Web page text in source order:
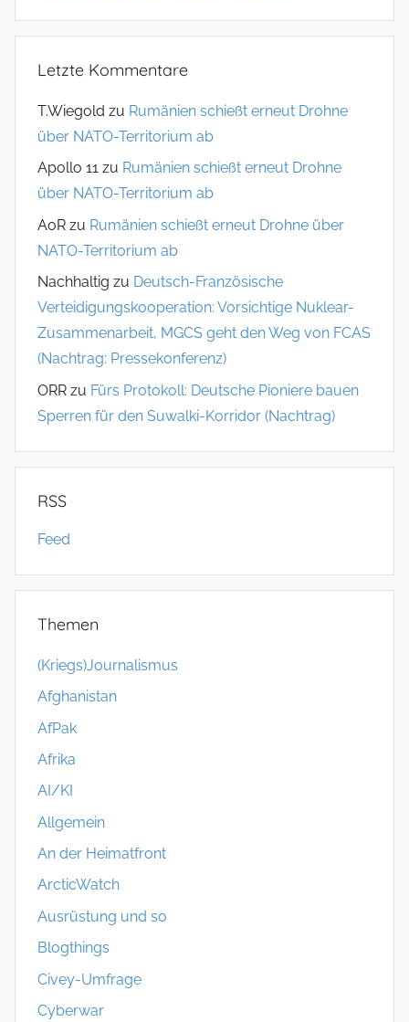
Letzte Kommentare
T.Wiegold zu Rumänien schießt erneut Drohne
über NATO-Territorium ab
Apollo 11 zu Rumänien schießt erneut Drohne
über NATO-Territorium ab
AoR zu Rumänien schießt erneut Drohne über
NATO-Territorium ab
Nachhaltig zu Deutsch-Französische
Verteidigungskooperation: Vorsichtige Nuklear-
Zusammenarbeit, MGCS geht den Weg von FCAS
(Nachtrag: Pressekonferenz)
ORR zu Fürs Protokoll: Deutsche Pioniere bauen
Sperren für den Suwalki-Korridor (Nachtrag)
RSS
Feed
Themen
(Kriegs)Journalismus
Afghanistan
AfPak
Afrika
AI/KI
Allgemein
An der Heimatfront
ArcticWatch
Ausrüstung und so
Blogthings
Civey-Umfrage
Cyberwar